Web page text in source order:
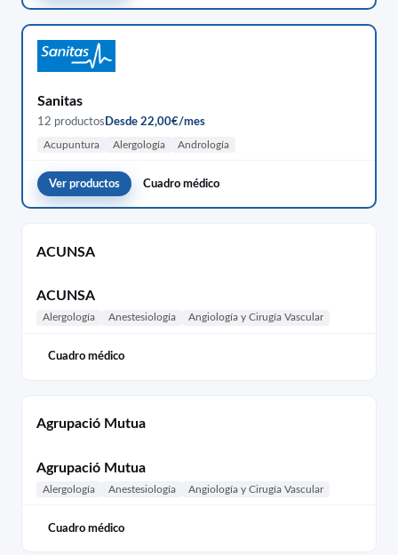
Sanitas
12 productos Desde 22,00€/mes
Acupuntura Alergología Andrología
Ver productos Cuadro médico
ACUNSA
ACUNSA
Alergología Anestesiología Angiología y Cirugía Vascular
Cuadro médico
Agrupació Mutua
Agrupació Mutua
Alergología Anestesiología Angiología y Cirugía Vascular
Cuadro médico